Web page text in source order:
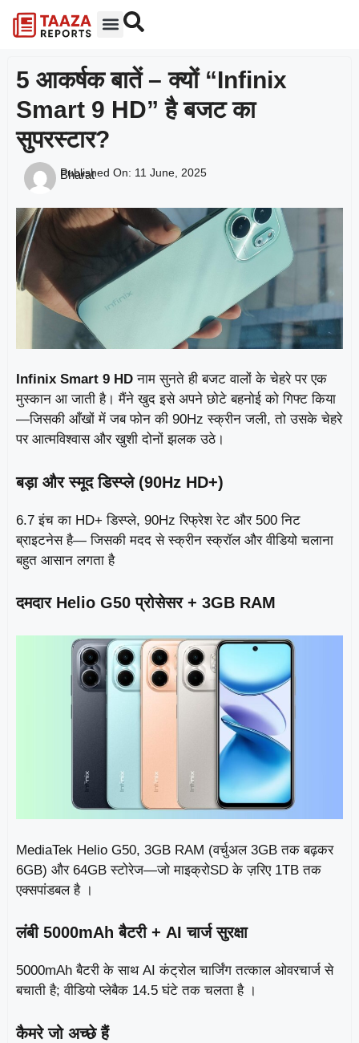
5 आकर्षक बातें – क्यों “Infinix
Smart 9 HD” है बजट का
सुपरस्टार?
Bharat
Published On: 11 June, 2025
Infinix Smart 9 HD नाम सुनते ही बजट वालों के चेहरे पर एक
मुस्कान आ जाती है। मैंने खुद इसे अपने छोटे बहनोई को गिफ्ट किया
—जिसकी आँखों में जब फोन की 90Hz स्क्रीन जली, तो उसके चेहरे
पर आत्मविश्वास और खुशी दोनों झलक उठे।
बड़ा और स्मूद डिस्प्ले (90Hz HD+)
6.7 इंच का HD+ डिस्प्ले, 90Hz रिफ्रेश रेट और 500 निट
ब्राइटनेस है— जिसकी मदद से स्क्रीन स्क्रॉल और वीडियो चलाना
बहुत आसान लगता है
दमदार Helio G50 प्रोसेसर + 3GB RAM
MediaTek Helio G50, 3GB RAM (वर्चुअल 3GB तक बढ़कर
6GB) और 64GB स्टोरेज—जो माइक्रोSD के ज़रिए 1TB तक
एक्सपांडबल है ।
लंबी 5000mAh बैटरी + AI चार्ज सुरक्षा
5000mAh बैटरी के साथ AI कंट्रोल चार्जिंग तत्काल ओवरचार्ज से
बचाती है; वीडियो प्लेबैक 14.5 घंटे तक चलता है ।
कैमरे जो अच्छे हैं